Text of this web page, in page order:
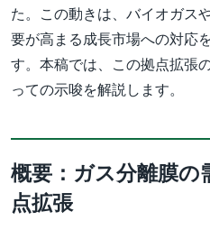
た。この動きは、バイオガス
要が高まる成長市場への対応
す。本稿では、この拠点拡張
っての示唆を解説します。
概要：ガス分離膜の
点拡張